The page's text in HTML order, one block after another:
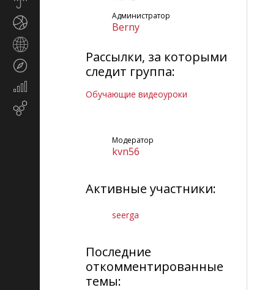
Администратор
Berny
Рассылки, за которыми
следит группа:
Обучающие видеоуроки
Модератор
kvn56
Активные участники:
seerga
Последние
откомментированные
темы: